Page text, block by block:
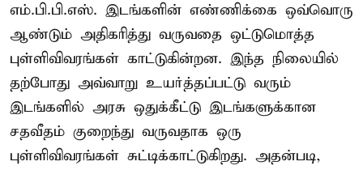
எம்.பி.பி.எஸ். இடங்களின் எண்ணிக்கை ஒவ்வொரு
ஆண்டும் அதிகரித்து வருவதை ஒட்டுமொத்த
புள்ளிவிவரங்கள் காட்டுகின்றன. இந்த நிலையில்
தற்போது அவ்வாறு உயர்த்தப்பட்டு வரும்
இடங்களில் அரசு ஒதுக்கீட்டு இடங்களுக்கான
சதவீதம் குறைந்து வருவதாக ஒரு
புள்ளிவிவரங்கள் சுட்டிக்காட்டுகிறது. அதன்படி,